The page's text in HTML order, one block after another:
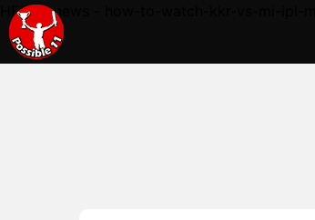
HERE - news - how-to-watch-kkr-vs-mi-